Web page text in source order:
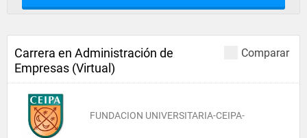
Comparar
Carrera en Administración de
Empresas (Virtual)
FUNDACION UNIVERSITARIA-CEIPA-